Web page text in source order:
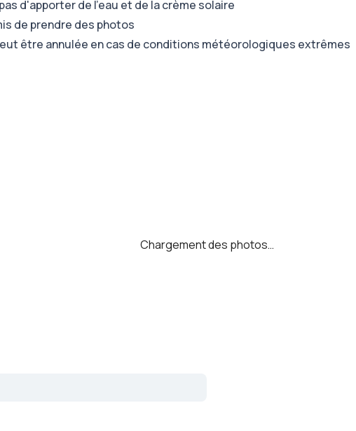
d'apporter de l'eau et de la crème solaire
de prendre des photos
être annulée en cas de conditions météorologiques extrêmes
Chargement des photos…